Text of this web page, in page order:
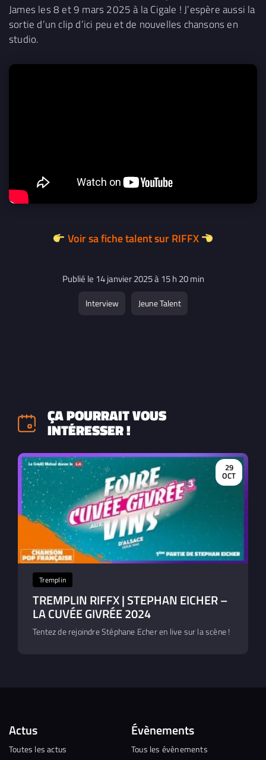
James les 8 et 9 mars 2025 à la Cigale ! J’espère aussi la
sortie d’un clip d’ici peu et de nouvelles chansons en
studio.
Voir sa fiche talent sur RIFFX
Publié le 14 janvier 2025 à 15 h 20 min
Interview Jeune Talent
ÇA POURRAIT VOUS
INTÉRESSER !
29
OCT
Tremplin
TREMPLIN RIFFX | STEPHAN EICHER –
LA CUVÉE GIVRÉE 2024
Tentez de rejoindre Stéphane Echer en live sur la scène !
Actus
Toutes les actus
Évènements
Tous les évènements